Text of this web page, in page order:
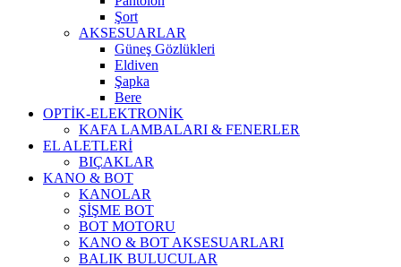
Şort
AKSESUARLAR
Güneş Gözlükleri
Eldiven
Şapka
Bere
OPTİK-ELEKTRONİK
KAFA LAMBALARI & FENERLER
EL ALETLERİ
BIÇAKLAR
KANO & BOT
KANOLAR
ŞİŞME BOT
BOT MOTORU
KANO & BOT AKSESUARLARI
BALIK BULUCULAR